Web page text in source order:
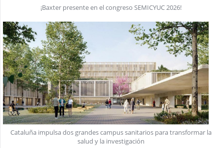
¡Baxter presente en el congreso SEMICYUC 2026!
Cataluña impulsa dos grandes campus sanitarios para transformar la
salud y la investigación